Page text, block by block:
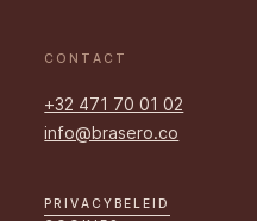
CONTACT
+32 471 70 01 02
info@brasero.co
PRIVACYBELEID